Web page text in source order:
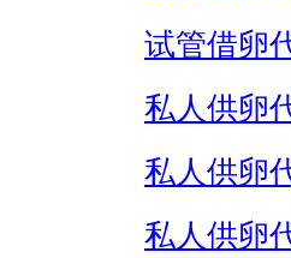
试管借卵
私人供卵
私人供卵
私人供卵